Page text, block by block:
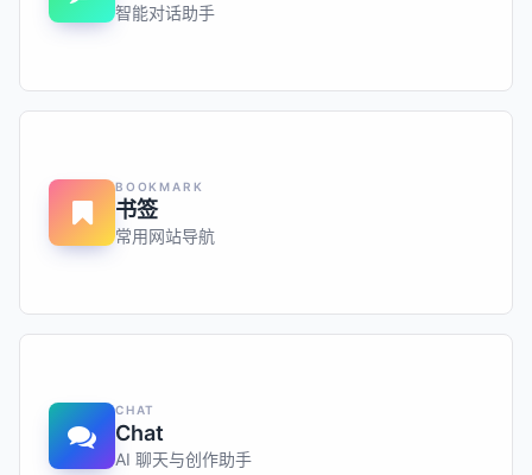
智能对话助手
BOOKMARK
书签
常用网站导航
CHAT
Chat
AI 聊天与创作助手